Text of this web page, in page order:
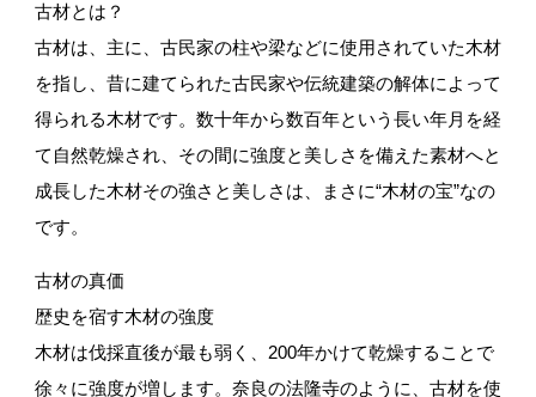
自然塗料オスモカラー(木材保護)
珪藻土(フラッシュクリーン・MPパウダー)
古材とは？
古材は、主に、古民家の柱や梁などに使用されていた木材
を指し、昔に建てられた古民家や伝統建築の解体によって
得られる木材です。数十年から数百年という長い年月を経
て自然乾燥され、その間に強度と美しさを備えた素材へと
成長した木材その強さと美しさは、まさに“木材の宝”なの
です。
古材の真価
歴史を宿す木材の強度
木材は伐採直後が最も弱く、200年かけて乾燥することで
徐々に強度が増します。奈良の法隆寺のように、古材を使